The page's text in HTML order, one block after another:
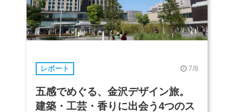
レポート 7/8
五感でめぐる、金沢デザイン旅。
建築・工芸・香りに出会う4つのス